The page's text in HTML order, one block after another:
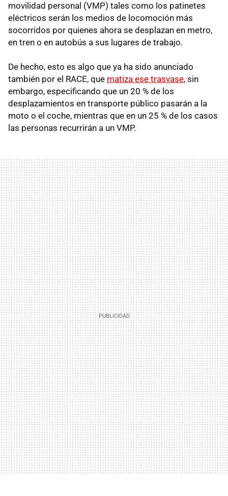
movilidad personal (VMP) tales como los patinetes
eléctricos serán los medios de locomoción más
socorridos por quienes ahora se desplazan en metro,
en tren o en autobús a sus lugares de trabajo.
De hecho, esto es algo que ya ha sido anunciado
también por el RACE, que matiza ese trasvase, sin
embargo, especificando que un 20 % de los
desplazamientos en transporte público pasarán a la
moto o el coche, mientras que en un 25 % de los casos
las personas recurrirán a un VMP.